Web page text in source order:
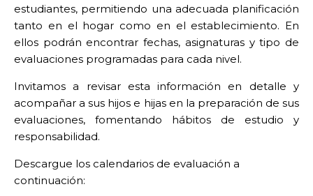
estudiantes, permitiendo una adecuada planificación
tanto en el hogar como en el establecimiento. En
ellos podrán encontrar fechas, asignaturas y tipo de
evaluaciones programadas para cada nivel.
Invitamos a revisar esta información en detalle y
acompañar a sus hijos e hijas en la preparación de sus
evaluaciones, fomentando hábitos de estudio y
responsabilidad.
Descargue los calendarios de evaluación a
continuación: